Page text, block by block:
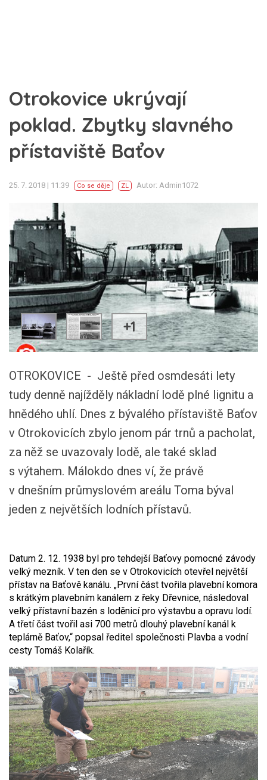
Otrokovice ukrývají
poklad. Zbytky slavného
přístaviště Baťov
25. 7. 2018 | 11:39 Co se děje ZL Autor: Admin1072
+1
OTROKOVICE - Ještě před osmdesáti lety
tudy denně najížděly nákladní lodě plné lignitu a
hnědého uhlí. Dnes z bývalého přístaviště Baťov
v Otrokovicích zbylo jenom pár trnů a pacholat,
za něž se uvazovaly lodě, ale také sklad
s výtahem. Málokdo dnes ví, že právě
v dnešním průmyslovém areálu Toma býval
jeden z největších lodních přístavů.
Datum 2. 12. 1938 byl pro tehdejší Baťovy pomocné závody
velký mezník. V ten den se v Otrokovicích otevřel největší
přístav na Baťově kanálu. „První část tvořila plavební komora
s krátkým plavebním kanálem z řeky Dřevnice, následoval
velký přístavní bazén s loděnicí pro výstavbu a opravu lodí.
A třetí část tvořil asi 700 metrů dlouhý plavební kanál k
teplárně Baťov,“ popsal ředitel společnosti Plavba a vodní
cesty Tomáš Kolařík.